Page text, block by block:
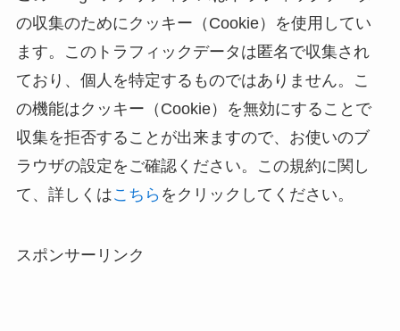
の収集のためにクッキー（Cookie）を使用してい
ます。このトラフィックデータは匿名で収集され
ており、個人を特定するものではありません。こ
の機能はクッキー（Cookie）を無効にすることで
収集を拒否することが出来ますので、お使いのブ
ラウザの設定をご確認ください。この規約に関し
て、詳しくはこちら をクリックしてください。
スポンサーリンク